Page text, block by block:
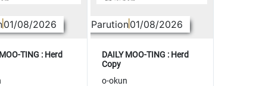
01/08/2026
TING : Herd
Parution01/08/2026
DAILY MOO-TING : Herd
Copy
o-okun